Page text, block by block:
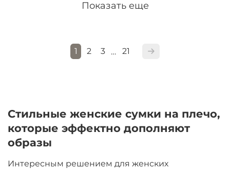
Показать еще
1 2 3 … 21
Стильные женские сумки на плечо,
которые эффектно дополняют
образы
Интересным решением для женских